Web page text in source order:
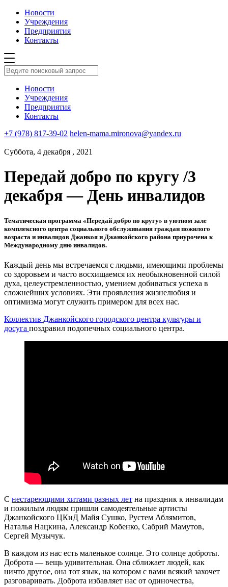
Новости
Учреждения
Предприятия
Контакты
Новости
Учреждения
Предприятия
Контакты
+7 (978) 817-39-02 helen-mama.mironova@yandex.ru
Суббота, 4 декабря , 2021
Передай добро по кругу /3
декабря — День инвалидов
Тематическая программа «Передай добро по кругу» в уютном зале
комплексного центра социального обслуживания граждан пожилого
возраста и инвалидов Джанкоя и Джанкойского района приурочена к
Международному дню инвалидов.
Каждый день мы встречаемся с людьми, имеющими проблемы
со здоровьем и часто восхищаемся их необыкновенной силой
духа, целеустремленностью, умением добиваться успеха в
сложнейших условиях. Эти проявления жизнелюбия и
оптимизма могут служить примером для всех нас.
Коллектив Джанкойского городского центра культуры и
досуга поздравил подопечных социального центра.
С нестареющими хитами разных лет на праздник к инвалидам
и пожилым людям пришли самодеятельные артисты
Джанкойского ЦКиД Майя Сушко, Рустем Аблямитов,
Наталья Нацкина, Александр Кобенко, Сабрий Мамутов,
Сергей Музычук.
В каждом из нас есть маленькое солнце. Это солнце доброты.
Доброта — вещь удивительная. Она сближает людей, как
ничто другое, она тот язык, на котором с вами всякий захочет
разговаривать. Доброта избавляет нас от одиночества,